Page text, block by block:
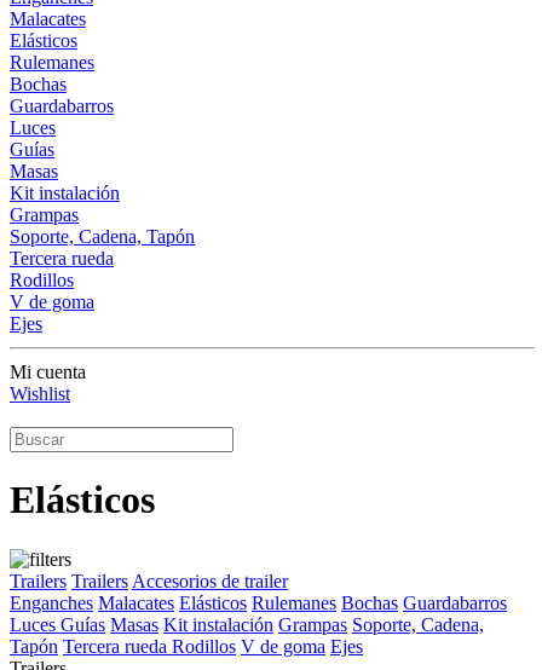
Malacates
Elásticos
Rulemanes
Bochas
Guardabarros
Luces
Guías
Masas
Kit instalación
Grampas
Soporte, Cadena, Tapón
Tercera rueda
Rodillos
V de goma
Ejes
Mi cuenta
Wishlist
Elásticos
Trailers Trailers Accesorios de trailer
Enganches Malacates Elásticos Rulemanes Bochas Guardabarros
Luces Guías Masas Kit instalación Grampas Soporte, Cadena,
Tapón Tercera rueda Rodillos V de goma Ejes